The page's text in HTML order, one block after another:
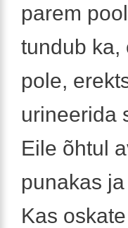
parem
tundub ka,
pole,
urineerida
Eile õhtul
punakas
Kas